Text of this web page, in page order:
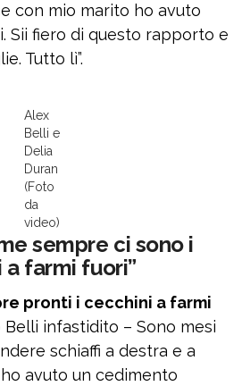
con mio marito ho avuto
Sii fiero di questo rapporto e
Tutto lì”.
Alex
Belli e
Delia
Duran
(Foto
da
video)
sempre ci sono i
farmi fuori”
pronti i cecchini a farmi
infastidito – Sono mesi
schiaffi a destra e a
avuto un cedimento